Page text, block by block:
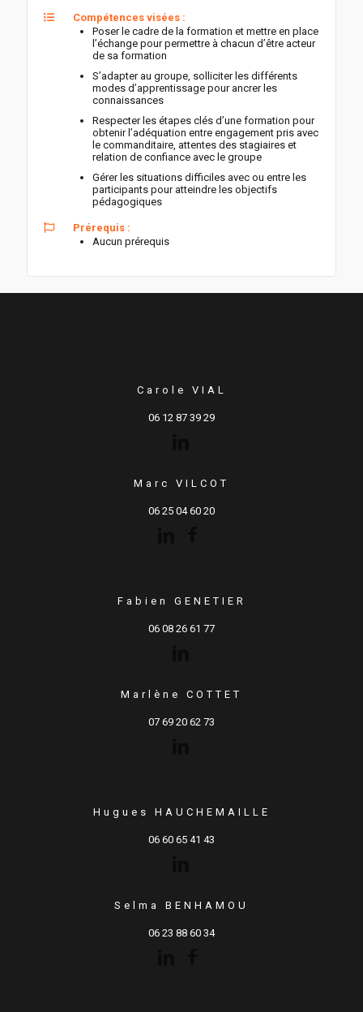
Compétences visées :
Poser le cadre de la formation et mettre en place
l’échange pour permettre à chacun d’être acteur
de sa formation
S’adapter au groupe, solliciter les différents
modes d’apprentissage pour ancrer les
connaissances
Respecter les étapes clés d’une formation pour
obtenir l’adéquation entre engagement pris avec
le commanditaire, attentes des stagiaires et
relation de confiance avec le groupe
Gérer les situations difficiles avec ou entre les
participants pour atteindre les objectifs
pédagogiques
Prérequis :
Aucun prérequis
Carole VIAL
06 12 87 39 29
Marc VILCOT
06 25 04 60 20
Fabien GENETIER
06 08 26 61 77
Marlène COTTET
07 69 20 62 73
Hugues HAUCHEMAILLE
06 60 65 41 43
Selma BENHAMOU
06 23 88 60 34